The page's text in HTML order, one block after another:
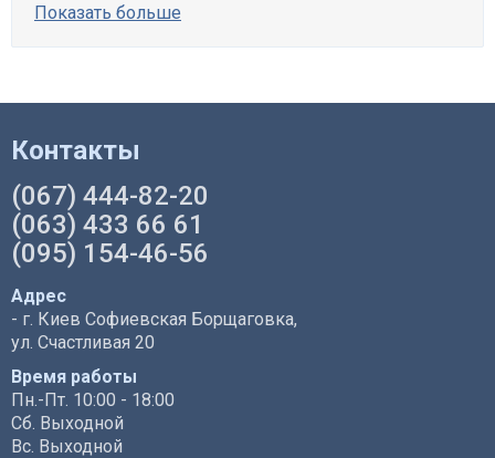
Показать больше
Контакты
(067) 444-82-20
(063) 433 66 61
(095) 154-46-56
Адрес
- г. Киев Софиевская Борщаговка,
ул. Счастливая 20
Время работы
Пн.-Пт. 10:00 - 18:00
Сб. Выходной
Вс. Выходной